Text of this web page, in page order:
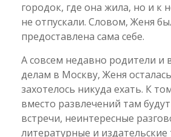
городок, где она жила, но и к
не отпускали. Словом, Женя
предоставлена сама себе.
А совсем недавно родители и
делам в Москву, Женя
захотелось никуда ехать. К
вместо развлечений там
встречи, неинтересные
литературные и